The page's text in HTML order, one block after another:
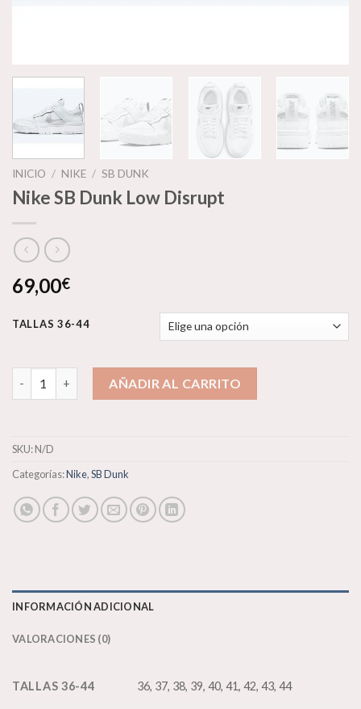
INICIO / NIKE / SB DUNK
Nike SB Dunk Low Disrupt
69,00€
TALLAS 36-44
Nike SB Dunk Low Disrupt cantidad
AÑADIR AL CARRITO
SKU:N/D
Categorías:Nike,SB Dunk
INFORMACIÓN ADICIONAL
VALORACIONES (0)
TALLAS 36-44 36, 37, 38, 39, 40, 41, 42, 43, 44